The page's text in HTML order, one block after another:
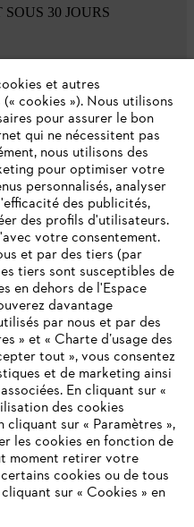
30 JOURS
INTERNET
CHARGE
que nous ne prenons plus
de notre site ne
Pour une utilisation
et autres
cookies »). Nous utilisons
pour assurer le bon
qui ne nécessitent pas
nous utilisons des
pour optimiser votre
personnalisés, analyser
des publicités,
des profils d'utilisateurs.
votre consentement.
et par des tiers (par
tiers sont susceptibles de
en dehors de l'Espace
davantage
par nous et par des
» et « Charte d’usage des
tout », vous consentez
et de marketing ainsi
En cliquant sur «
des cookies
sur « Paramètres »,
les cookies en fonction de
moment retirer votre
cookies ou de tous
sur « Cookies » en